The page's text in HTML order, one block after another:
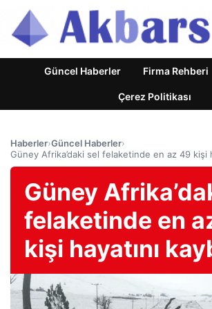
Güncel Haberler Firma Rehberi
Çerez Politikası
Haberler›Güncel Haberler›
Güney Afrika’daki sel felaketinde en az 49 kişi
Güney
felaketinde en
kişi hayatını